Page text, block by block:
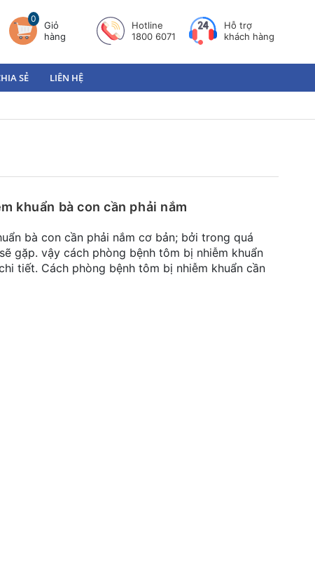
0
Giỏ
hàng
Hotline
1800 6071
Hỗ trợ
khách hàng
SẺ LIÊN HỆ
khuẩn bà con cần phải nắm
bà con cần phải nắm cơ bản; bởi trong quá
gặp. vậy cách phòng bệnh tôm bị nhiễm khuẩn
tiết. Cách phòng bệnh tôm bị nhiễm khuẩn cần